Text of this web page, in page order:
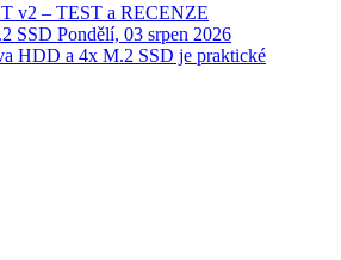
v2 – TEST a RECENZE
SSD Pondělí, 03 srpen 2026
HDD a 4x M.2 SSD je praktické